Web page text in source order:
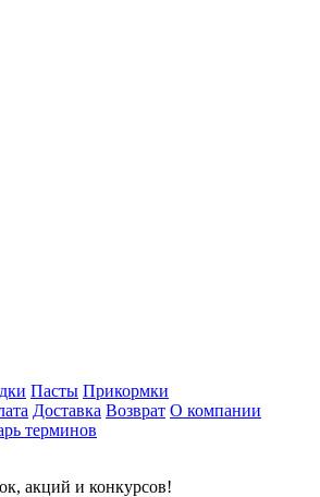
Пасты Прикормки
Доставка Возврат О компании
терминов
акций и конкурсов!